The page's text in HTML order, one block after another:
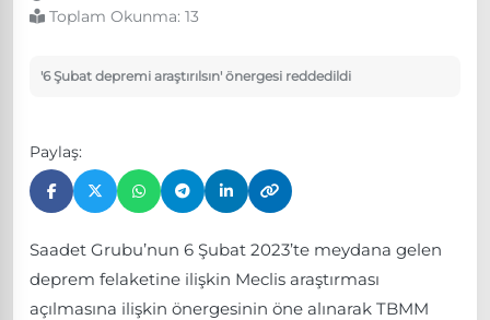
Toplam Okunma: 13
'6 Şubat depremi araştırılsın' önergesi reddedildi
Paylaş:
Saadet Grubu’nun 6 Şubat 2023’te meydana gelen
deprem felaketine ilişkin Meclis araştırması
açılmasına ilişkin önergesinin öne alınarak TBMM